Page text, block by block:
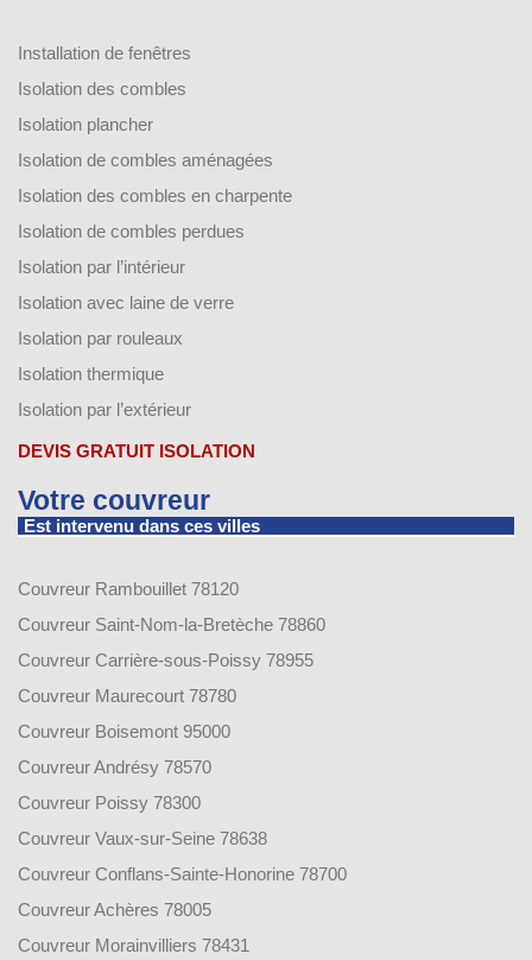
Installation de fenêtres
Isolation des combles
Isolation plancher
Isolation de combles aménagées
Isolation des combles en charpente
Isolation de combles perdues
Isolation par l’intérieur
Isolation avec laine de verre
Isolation par rouleaux
Isolation thermique
Isolation par l’extérieur
DEVIS GRATUIT ISOLATION
Votre couvreur
Est intervenu dans ces villes
Couvreur Rambouillet 78120
Couvreur Saint-Nom-la-Bretèche 78860
Couvreur Carrière-sous-Poissy 78955
Couvreur Maurecourt 78780
Couvreur Boisemont 95000
Couvreur Andrésy 78570
Couvreur Poissy 78300
Couvreur Vaux-sur-Seine 78638
Couvreur Conflans-Sainte-Honorine 78700
Couvreur Achères 78005
Couvreur Morainvilliers 78431